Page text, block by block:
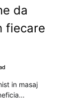
da
fiecare
in masaj